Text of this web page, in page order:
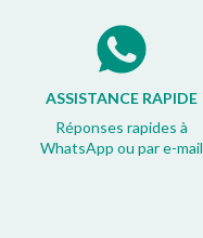
ASSISTANCE RAPIDE
Réponses rapides à
WhatsApp ou par e-mail